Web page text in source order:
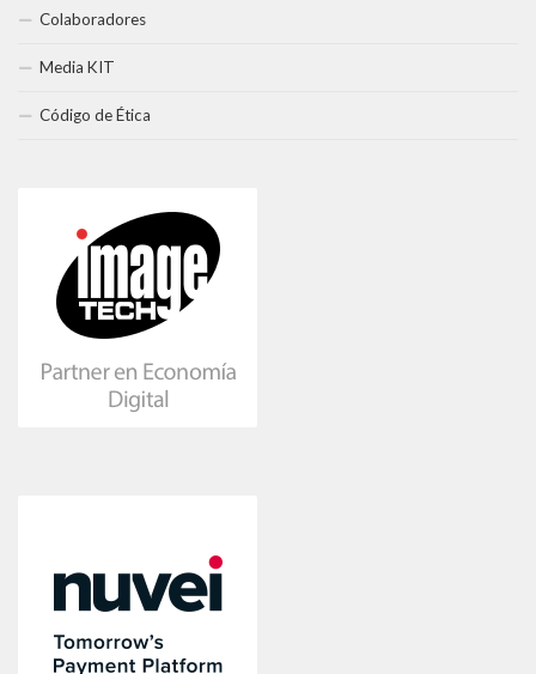
Colaboradores
Media KIT
Código de Ética